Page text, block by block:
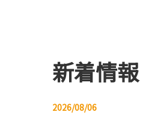
新着情報
2026/08/06